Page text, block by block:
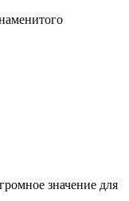
значение для